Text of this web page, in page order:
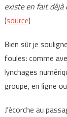
existe en fait déjà
(source)
Bien sûr je
foules: comme
lynchages
groupe, en ligne
J’écorche au